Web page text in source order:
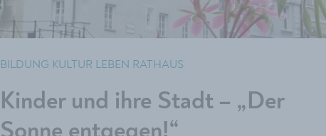
BILDUNG KULTUR LEBEN RATHAUS
Kinder und ihre Stadt – „Der